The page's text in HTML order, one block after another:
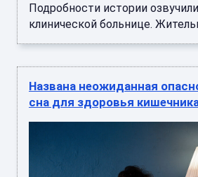
Подробности истории
клинической больнице.
Названа неожиданная
сна для здоровья